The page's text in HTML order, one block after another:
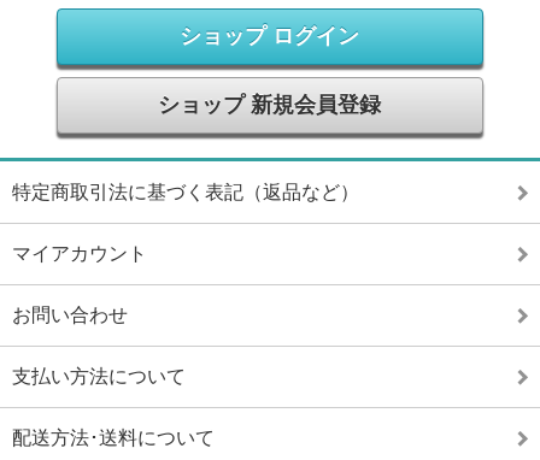
ショップ ログイン
ショップ 新規会員登録
特定商取引法に基づく表記（返品など）
マイアカウント
お問い合わせ
支払い方法について
配送方法･送料について